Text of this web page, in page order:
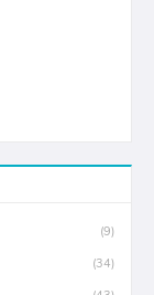
(9)
(34)